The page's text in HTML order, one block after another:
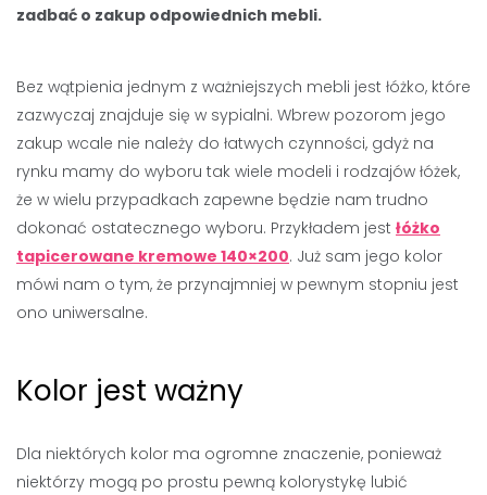
zadbać o zakup odpowiednich mebli.
Bez wątpienia jednym z ważniejszych mebli jest łóżko, które
zazwyczaj znajduje się w sypialni. Wbrew pozorom jego
zakup wcale nie należy do łatwych czynności, gdyż na
rynku mamy do wyboru tak wiele modeli i rodzajów łóżek,
że w wielu przypadkach zapewne będzie nam trudno
dokonać ostatecznego wyboru. Przykładem jest łóżko
tapicerowane kremowe 140×200. Już sam jego kolor
mówi nam o tym, że przynajmniej w pewnym stopniu jest
ono uniwersalne.
Kolor jest ważny
Dla niektórych kolor ma ogromne znaczenie, ponieważ
niektórzy mogą po prostu pewną kolorystykę lubić